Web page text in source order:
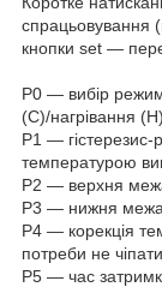
спрацьовування
кнопки set —
Р0 — вибір
(С)/нагрівання (Н)
Р1 — гістерезис-
температурою
Р2 — верхня
Р3 — нижня межа
Р4 — корекція
потреби не
Р5 — час